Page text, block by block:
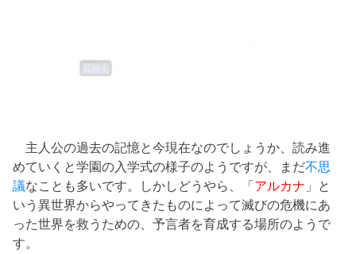
主人公の過去の記憶と今現在なのでしょうか、読み進
めていくと学園の入学式の様子のようですが、まだ不思
議なことも多いです。しかしどうやら、「アルカナ 」と
いう異世界からやってきたものによって滅びの危機にあ
った世界を救うための、予言者を育成する場所のようで
す。